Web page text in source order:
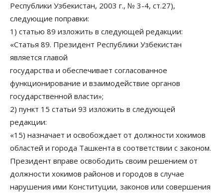
Республики Узбекистан, 2003 г., № 3-4, ст.27),
следующие поправки:
1) статью 89 изложить в следующей редакции:
«Статья 89. Президент Республики Узбекистан
является главой
государства и обеспечивает согласованное
функционирование и взаимодействие органов
государственной власти»;
2) пункт 15 статьи 93 изложить в следующей
редакции:
«15) назначает и освобождает от должности хокимов
областей и города Ташкента в соответствии с законом.
Президент вправе освободить своим решением от
должности хокимов районов и городов в случае
нарушения ими Конституции, законов или совершения